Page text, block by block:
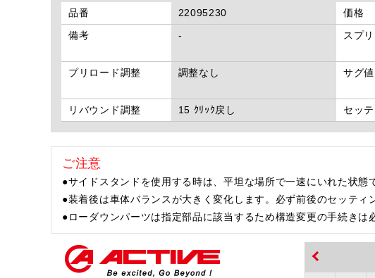
品番 22095230 価格
備考
- スプ
プリロード調整 調整なし サグ値
リバウンド調整 15 ｸﾘｯｸ戻し セッ
ご注意
●サイドスタンドを使用する時は、平坦な場所で一速にいれた状
●装着後は車体バランスが大きく変化します。必ず前後のセッティ
●ローダウンパーツは指定部品に該当するため構造変更の手続きは